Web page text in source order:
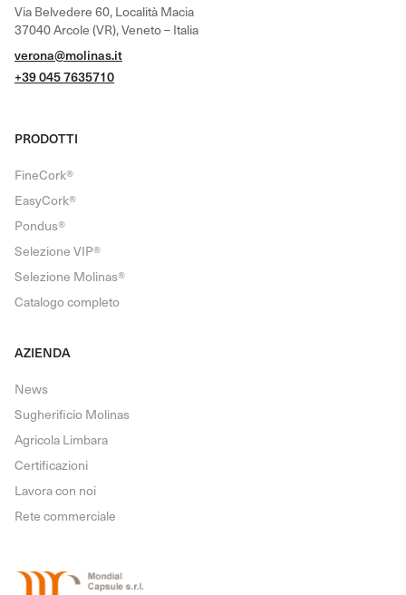
Via Belvedere 60, Località Macia
37040 Arcole (VR), Veneto – Italia
verona@molinas.it
+39 045 7635710
PRODOTTI
FineCork®
EasyCork®
Pondus®
Selezione VIP®
Selezione Molinas®
Catalogo completo
AZIENDA
News
Sugherificio Molinas
Agricola Limbara
Certificazioni
Lavora con noi
Rete commerciale